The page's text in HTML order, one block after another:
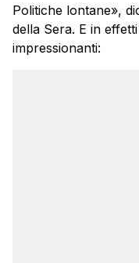
Politiche lontane»,
della Sera. E in
impressionanti: